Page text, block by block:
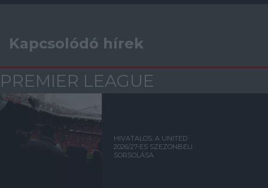
Kapcsolódó hírek
PREMIER LEAGUE
HIVATALOS: A UNITED
2026/27-ES SZEZONBELI
SORSOLÁSA